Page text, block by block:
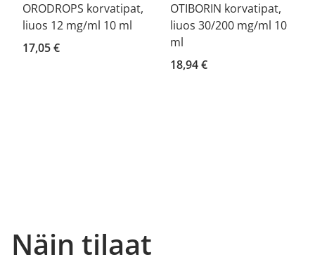
ORODROPS korvatipat,
liuos 12 mg/ml 10 ml
17,05 €
OTIBORIN korvatipat,
liuos 30/200 mg/ml 10
ml
18,94 €
Näin tilaat